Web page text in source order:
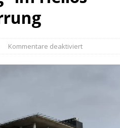
Kommentare deaktiviert